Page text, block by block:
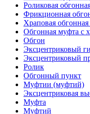
Роликовая
Фрикционная
Храповая
Обгонная муфта с
Обгон
Эксцентриковый
Эксцентриковый
Ролик
Обгонный пункт
Муфтии (муфтий)
Эксцентриковая
Муфта
Муфтий